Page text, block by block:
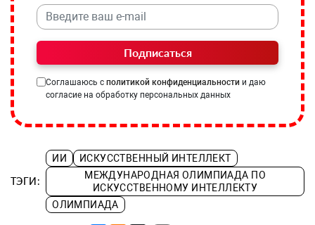
Подписаться
Соглашаюсь с политикой конфиденциальности и даю
согласие на обработку персональных данных
ТЭГИ:
ИИ
ИСКУССТВЕННЫЙ ИНТЕЛЛЕКТ
МЕЖДУНАРОДНАЯ ОЛИМПИАДА ПО
ИСКУССТВЕННОМУ ИНТЕЛЛЕКТУ
ОЛИМПИАДА